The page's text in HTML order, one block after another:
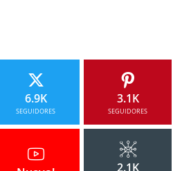
6.9K
SEGUIDORES
3.1K
SEGUIDORES
2.1K